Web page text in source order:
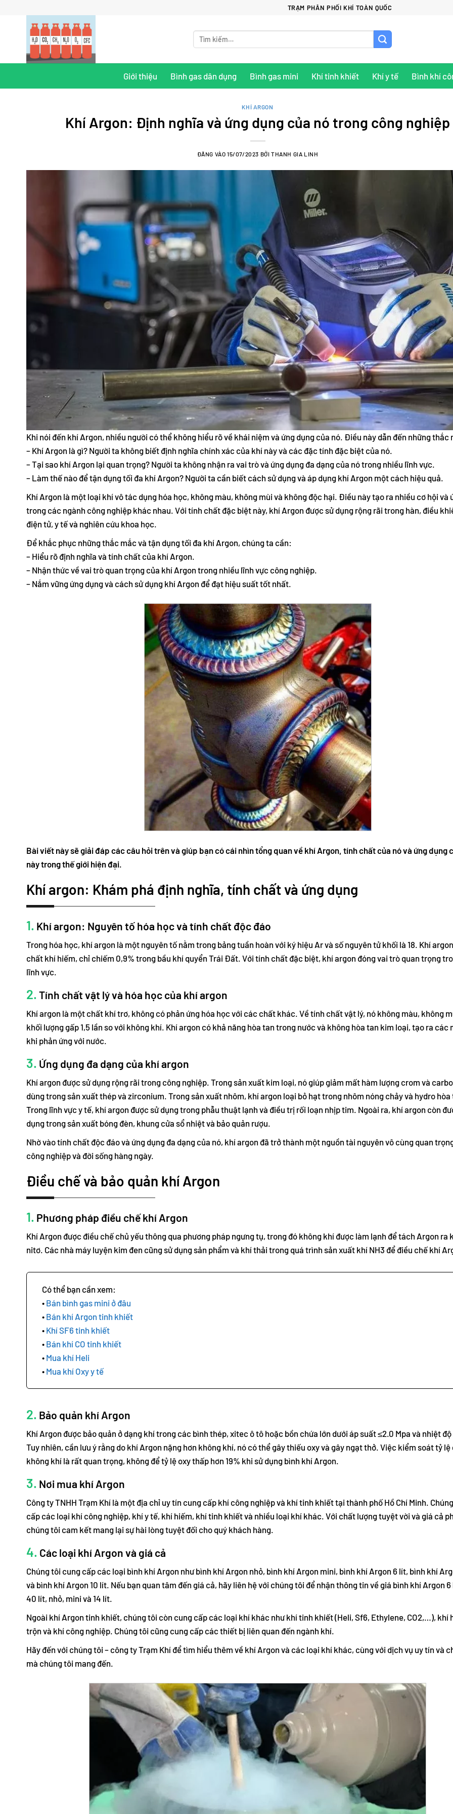
TRẠM PHÂN PHỐI KHÍ TOÀN QUỐC
Tìm
kiếm:
Giới thiệu Bình gas dân dụng Bình gas mini Khí tinh khiết Khí y tế Bình khí
KHÍ ARGON
Khí Argon: Định nghĩa và ứng dụng của nó trong công nghiệp
ĐĂNG VÀO15/07/2023 BỞI THANH GIA LINH
Khi nói đến khí Argon, nhiều người có thể không hiểu rõ về khái niệm và ứng dụng của nó. Điều này dẫn đến những thắc
– Khí Argon là gì? Người ta không biết định nghĩa chính xác của khí này và các đặc tính đặc biệt của nó.
– Tại sao khí Argon lại quan trọng? Người ta không nhận ra vai trò và ứng dụng đa dạng của nó trong nhiều lĩnh vực.
– Làm thế nào để tận dụng tối đa khí Argon? Người ta cần biết cách sử dụng và áp dụng khí Argon một cách hiệu quả.
Khí Argon là một loại khí vô tác dụng hóa học, không màu, không mùi và không độc hại. Điều này tạo ra nhiều cơ hội và
trong các ngành công nghiệp khác nhau. Với tính chất đặc biệt này, khí Argon được sử dụng rộng rãi trong hàn, điều
điện tử, y tế và nghiên cứu khoa học.
Để khắc phục những thắc mắc và tận dụng tối đa khí Argon, chúng ta cần:
– Hiểu rõ định nghĩa và tính chất của khí Argon.
– Nhận thức về vai trò quan trọng của khí Argon trong nhiều lĩnh vực công nghiệp.
– Nắm vững ứng dụng và cách sử dụng khí Argon để đạt hiệu suất tốt nhất.
Bài viết này sẽ giải đáp các câu hỏi trên và giúp bạn có cái nhìn tổng quan về khí Argon, tính chất của nó và ứng dụng
này trong thế giới hiện đại.
Khí argon: Khám phá định nghĩa, tính chất và ứng dụng
1. Khí argon: Nguyên tố hóa học và tính chất độc đáo
Trong hóa học, khí argon là một nguyên tố nằm trong bảng tuần hoàn với ký hiệu Ar và số nguyên tử khối là 18. Khí
chất khí hiếm, chỉ chiếm 0,9% trong bầu khí quyển Trái Đất. Với tính chất đặc biệt, khí argon đóng vai trò quan trọng
lĩnh vực.
2. Tính chất vật lý và hóa học của khí argon
Khí argon là một chất khí trơ, không có phản ứng hóa học với các chất khác. Về tính chất vật lý, nó không màu, không
khối lượng gấp 1,5 lần so với không khí. Khí argon có khả năng hòa tan trong nước và không hòa tan kim loại, tạo ra các
khi phản ứng với nước.
3. Ứng dụng đa dạng của khí argon
Khí argon được sử dụng rộng rãi trong công nghiệp. Trong sản xuất kim loại, nó giúp giảm mất hàm lượng crom và
dùng trong sản xuất thép và zirconium. Trong sản xuất nhôm, khí argon loại bỏ hạt trong nhôm nóng chảy và hydro hòa
Trong lĩnh vực y tế, khí argon được sử dụng trong phẫu thuật lạnh và điều trị rối loạn nhịp tim. Ngoài ra, khí argon còn
dụng trong sản xuất bóng đèn, khung cửa sổ nhiệt và bảo quản rượu.
Nhờ vào tính chất độc đáo và ứng dụng đa dạng của nó, khí argon đã trở thành một nguồn tài nguyên vô cùng quan
công nghiệp và đời sống hàng ngày.
Điều chế và bảo quản khí Argon
1. Phương pháp điều chế khí Argon
Khí Argon được điều chế chủ yếu thông qua phương pháp ngưng tụ, trong đó không khí được làm lạnh để tách Argon ra
nitơ. Các nhà máy luyện kim đen cũng sử dụng sản phẩm và khí thải trong quá trình sản xuất khí NH3 để điều chế khí
Bán bình gas mini ở đâu
Bán khí Argon tinh khiết
Khí SF6 tinh khiết
Bán khí CO tinh khiết
Mua khí Heli
Mua khí Oxy y tế
2. Bảo quản khí Argon
Khí Argon được bảo quản ở dạng khí trong các bình thép, xitec ô tô hoặc bồn chứa lớn dưới áp suất ≤2.0 Mpa và nhiệt độ
Tuy nhiên, cần lưu ý rằng do khí Argon nặng hơn không khí, nó có thể gây thiếu oxy và gây ngạt thở. Việc kiểm soát tỷ
không khí là rất quan trọng, không để tỷ lệ oxy thấp hơn 19% khi sử dụng bình khí Argon.
3. Nơi mua khí Argon
Công ty TNHH Trạm Khí là một địa chỉ uy tín cung cấp khí công nghiệp và khí tinh khiết tại thành phố Hồ Chí Minh.
cấp các loại khí công nghiệp, khí y tế, khí hiếm, khí tinh khiết và nhiều loại khí khác. Với chất lượng tuyệt vời và giá cả
chúng tôi cam kết mang lại sự hài lòng tuyệt đối cho quý khách hàng.
4. Các loại khí Argon và giá cả
Chúng tôi cung cấp các loại bình khí Argon như bình khí Argon nhỏ, bình khí Argon mini, bình khí Argon 6 lít, bình khí
và bình khí Argon 10 lít. Nếu bạn quan tâm đến giá cả, hãy liên hệ với chúng tôi để nhận thông tin về giá bình khí Argon 6
40 lít, nhỏ, mini và 14 lít.
Ngoài khí Argon tinh khiết, chúng tôi còn cung cấp các loại khí khác như khí tinh khiết (Heli, Sf6, Ethylene, CO2,…), khí
trộn và khí công nghiệp. Chúng tôi cũng cung cấp các thiết bị liên quan đến ngành khí.
Hãy đến với chúng tôi – công ty Trạm Khí để tìm hiểu thêm về khí Argon và các loại khí khác, cùng với dịch vụ uy tín và
mà chúng tôi mang đến.